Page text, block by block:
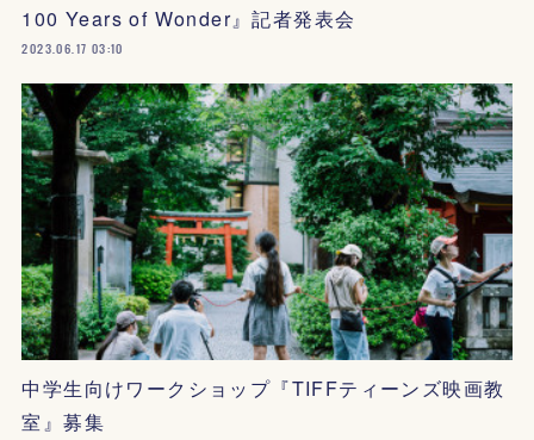
100 Years of Wonder』記者発表会
2023.06.17 03:10
中学生向けワークショップ『TIFFティーンズ映画教
室』募集